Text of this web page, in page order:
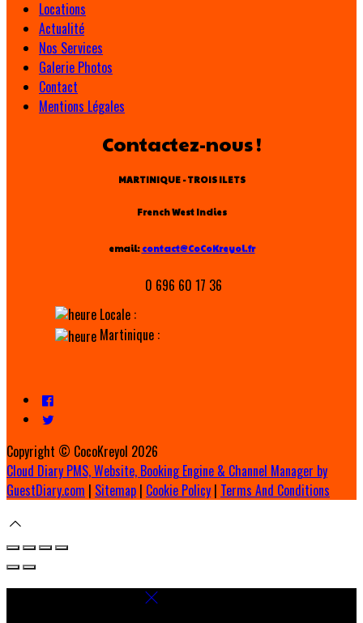
Locations
Actualité
Nos Services
Galerie Photos
Contact
Mentions Légales
Contactez-nous !
MARTINIQUE - TROIS ILETS
French West Indies
email: contact@CoCoKreyol.fr
0 696 60 17 36
Locale :
Martinique :
Copyright © CocoKreyol 2026
Cloud Diary PMS, Website, Booking Engine & Channel Manager by
GuestDiary.com | Sitemap | Cookie Policy | Terms And Conditions